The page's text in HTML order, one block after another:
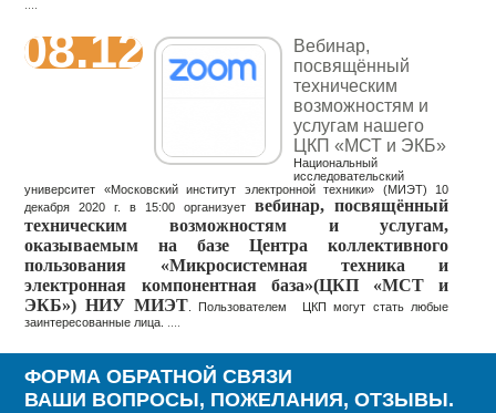
08.12
Вебинар,
посвящённый
техническим
возможностям и
услугам нашего
ЦКП «МСТ и ЭКБ»
Национальный
исследовательский
университет «Московский институт электронной техники» (МИЭТ) 10
декабря 2020 г. в 15:00 организуетвебинар, посвящённый
техническим возможностям и услугам,
оказываемым на базе Центра коллективного
пользования «Микросистемная техника и
электронная компонентная база»(ЦКП «МСТ и
ЭКБ») НИУ МИЭТ. Пользователем ЦКП могут стать любые
заинтересованные лица.
ФОРМА ОБРАТНОЙ СВЯЗИ
ВАШИ ВОПРОСЫ, ПОЖЕЛАНИЯ, ОТЗЫВЫ.